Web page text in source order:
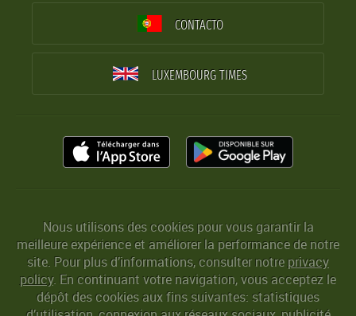
CONTACTO
LUXEMBOURG TIMES
Nous utilisons des cookies pour vous garantir la
meilleure expérience et améliorer la performance de notre
site. Pour plus d’informations, consulter notreprivacy
policy. En continuant votre navigation, vous acceptez le
dépôt des cookies aux fins suivantes: statistiques